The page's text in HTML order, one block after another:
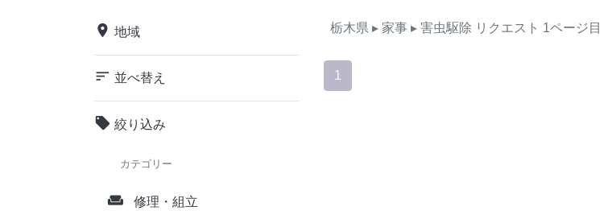
place 地域
sort 並べ替え
local_offer 絞り込み
カテゴリー
weekend 修理・組立
栃木県 ▸ 家事 ▸ 害虫駆除 リクエスト 1ページ目
1